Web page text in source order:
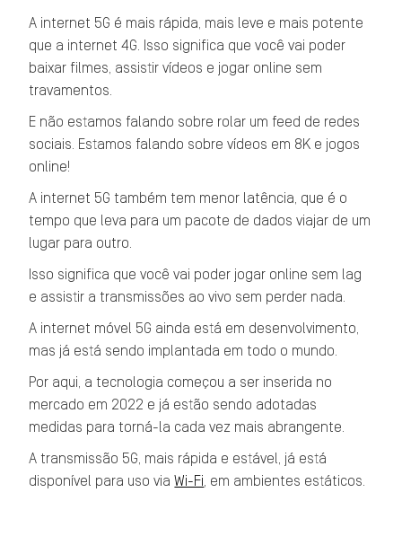
A internet 5G é mais rápida, mais leve e mais potente
que a internet 4G. Isso significa que você vai poder
baixar filmes, assistir vídeos e jogar online sem
travamentos.
E não estamos falando sobre rolar um feed de redes
sociais. Estamos falando sobre vídeos em 8K e jogos
online!
A internet 5G também tem menor latência, que é o
tempo que leva para um pacote de dados viajar de um
lugar para outro.
Isso significa que você vai poder jogar online sem lag
e assistir a transmissões ao vivo sem perder nada.
A internet móvel 5G ainda está em desenvolvimento,
mas já está sendo implantada em todo o mundo.
Por aqui, a tecnologia começou a ser inserida no
mercado em 2022 e já estão sendo adotadas
medidas para torná-la cada vez mais abrangente.
A transmissão 5G, mais rápida e estável, já está
disponível para uso viaWi-Fi , em ambientes estáticos.